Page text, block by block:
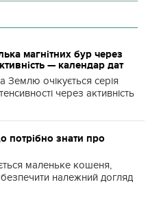
магнітних бур через
— календар дат
очікується серія
через активність
потрібно знати про
маленьке кошеня,
належний догляд